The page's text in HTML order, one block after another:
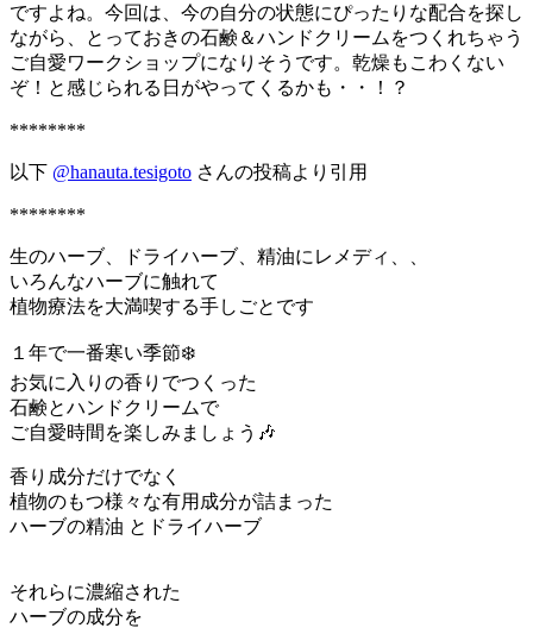
ですよね。今回は、今の自分の状態にぴったりな配合を探し
ながら、とっておきの石鹸＆ハンドクリームをつくれちゃう
ご自愛ワークショップになりそうです。乾燥もこわくない
ぞ！と感じられる日がやってくるかも・・！？
********
以下 @hanauta.tesigoto さんの投稿より引用
********
生のハーブ、ドライハーブ、精油にレメディ、、
いろんなハーブに触れて
植物療法を大満喫する手しごとです
１年で一番寒い季節❄️
お気に入りの香りでつくった
石鹸とハンドクリームで
ご自愛時間を楽しみましょう🎶
香り成分だけでなく
植物のもつ様々な有用成分が詰まった
ハーブの精油 とドライハーブ
それらに濃縮された
ハーブの成分を